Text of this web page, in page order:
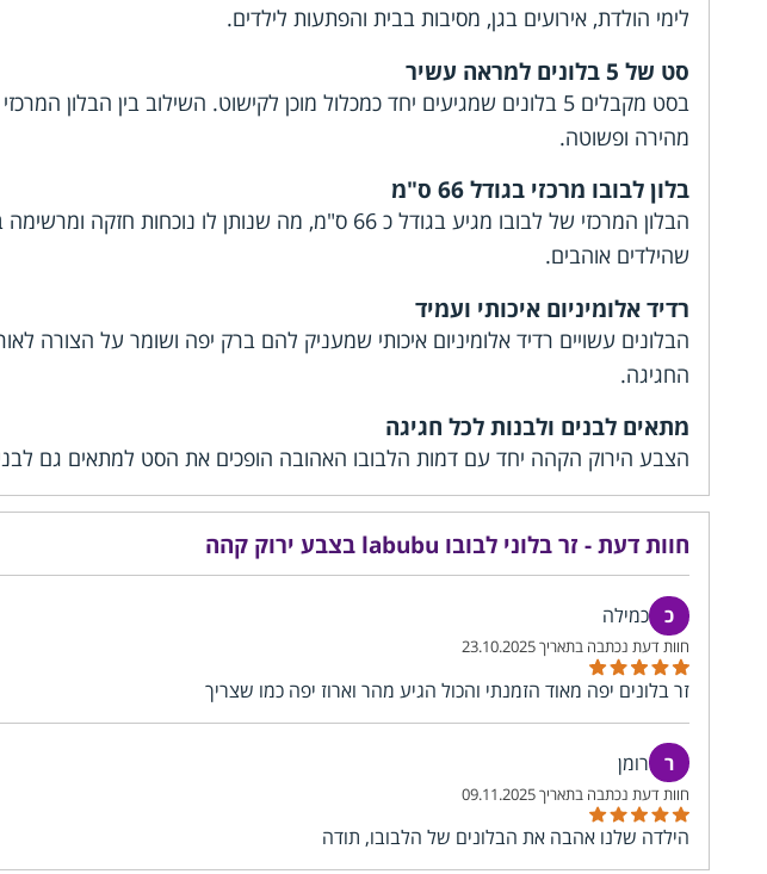
לימי הולדת, אירועים בגן, מסיבות בבית והפתעות לילדים.
סט של 5 בלונים למראה עשיר
בסט מקבלים 5 בלונים שמגיעים יחד כמכלול מוכן לקישוט. השילוב בין
מהירה ופשוטה.
בלון לבובו מרכזי בגודל 66 ס"מ
הבלון המרכזי של לבובו מגיע בגודל כ 66 ס"מ, מה
שהילדים אוהבים.
רדיד אלומיניום איכותי ועמיד
הבלונים עשויים רדיד אלומיניום איכותי שמעניק להם ברק יפה ושומר על הצורה
החגיגה.
מתאים לבנים ולבנות לכל חגיגה
הצבע הירוק הקהה יחד עם דמות הלבובו האהובה הופכים את הסט למתאים גם לבנים
חוות דעת - זר בלוני לבובו labubu בצבע ירוק קהה
כמילה
זר בלונים יפה מאוד הזמנתי והכול הגיע מהר וארוז יפה כמו שצריך
רומן
הילדה שלנו אהבה את הבלונים של הלבובו, תודה